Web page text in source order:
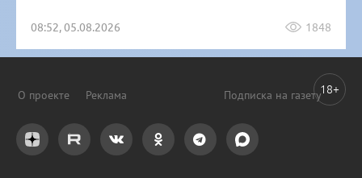
08:52, 05.08.2026 1848
О проекте Реклама Подписка на газету18+